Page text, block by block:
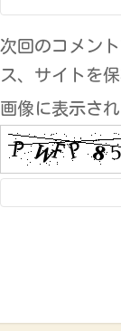
次回のコメン
ス、サイトを保
画像に表示さ